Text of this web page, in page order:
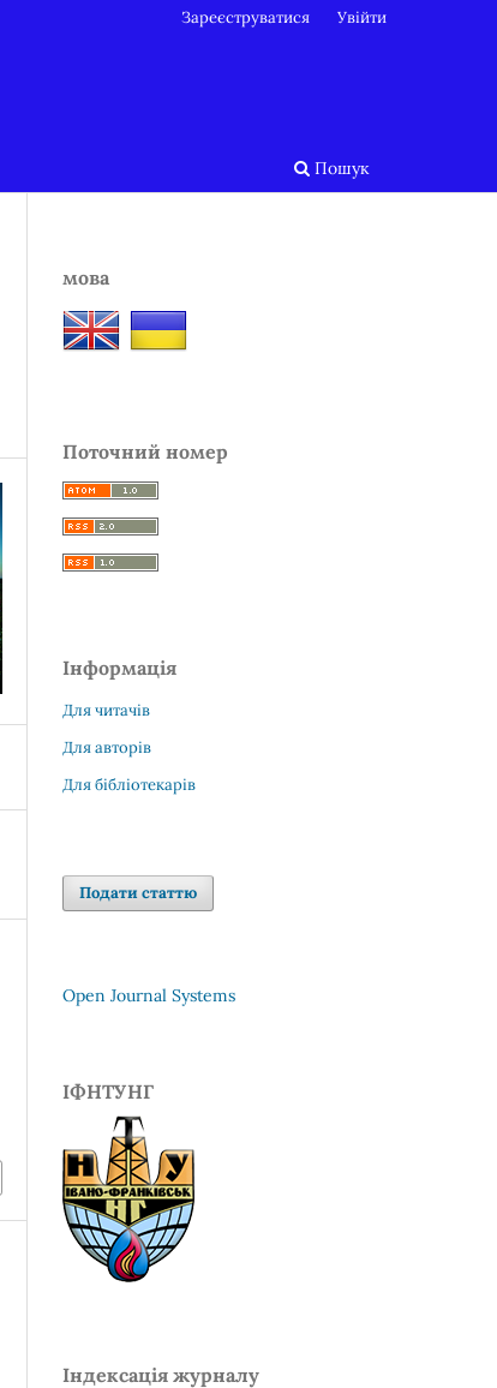
Пошук
Зареєструватися Увійти
мова
Поточний номер
Інформація
Для читачів
Для авторів
Для бібліотекарів
Подати статтю
Open Journal Systems
ІФНТУНГ
Індексація журналу